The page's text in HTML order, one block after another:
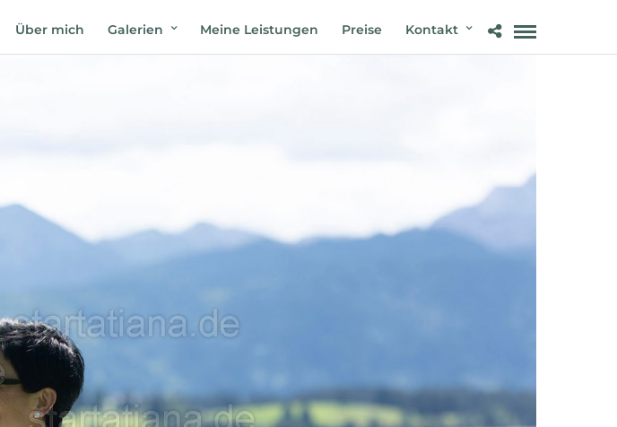
Über mich Galerien Meine Leistungen Preise Kontakt